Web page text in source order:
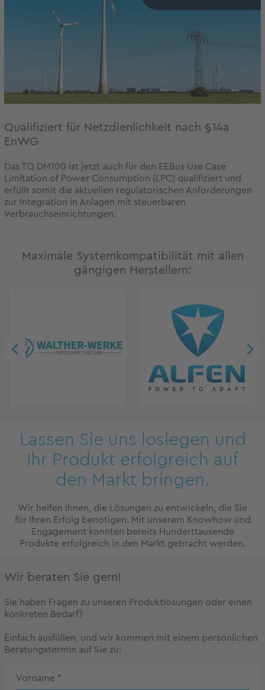
Qualifiziert für Netzdienlichkeit nach §14a
EnWG
Das TQ DM100 ist jetzt auch für den EEBus Use Case
Limitation of Power Consumption (LPC) qualifiziert und
erfüllt somit die aktuellen regulatorischen Anforderungen
zur Integration in Anlagen mit steuerbaren
Verbrauchseinrichtungen.
Maximale Systemkompatibilität mit allen
gängigen Herstellern:
Lassen Sie uns loslegen und
Ihr Produkt erfolgreich auf
den Markt bringen.
Wir helfen Ihnen, die Lösungen zu entwickeln, die Sie
für Ihren Erfolg benötigen. Mit unserem Knowhow und
Engagement konnten bereits Hunderttausende
Produkte erfolgreich in den Markt gebracht werden.
Wir beraten Sie gern!
Sie haben Fragen zu unseren Produktlösungen oder einen
konkreten Bedarf?
Einfach ausfüllen, und wir kommen mit einem persönlichen
Beratungstermin auf Sie zu:
Vorname *